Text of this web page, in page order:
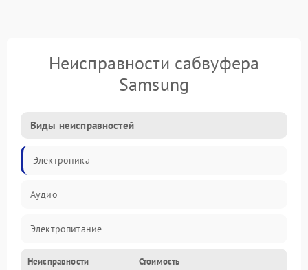
Неисправности сабвуфера
Samsung
Виды неисправностей
Электроника
Аудио
Электропитание
Электронные компоненты
Неисправности Стоимость